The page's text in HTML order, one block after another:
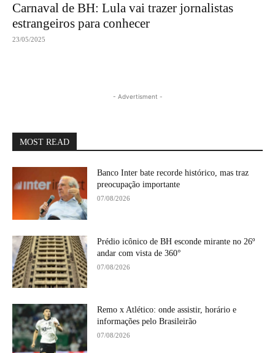
Carnaval de BH: Lula vai trazer jornalistas
estrangeiros para conhecer
23/05/2025
- Advertisment -
MOST READ
Banco Inter bate recorde histórico, mas traz
preocupação importante
07/08/2026
Prédio icônico de BH esconde mirante no 26º
andar com vista de 360°
07/08/2026
Remo x Atlético: onde assistir, horário e
informações pelo Brasileirão
07/08/2026